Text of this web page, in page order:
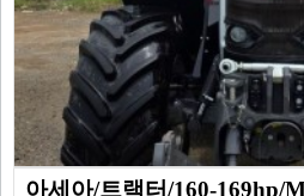
아세아/트랙터/160-169hp/